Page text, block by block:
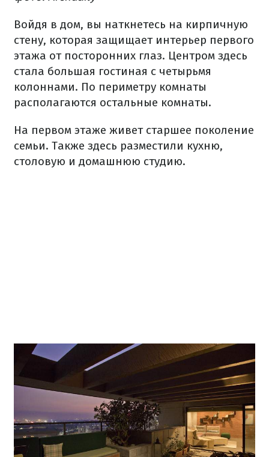
Войдя в дом, вы наткнетесь на кирпичную
стену, которая защищает интерьер первого
этажа от посторонних глаз. Центром здесь
стала большая гостиная с четырьмя
колоннами. По периметру комнаты
располагаются остальные комнаты.
На первом этаже живет старшее поколение
семьи. Также здесь разместили кухню,
столовую и домашнюю студию.